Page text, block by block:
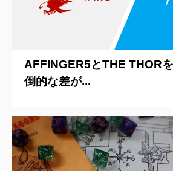
AFFINGER5とTHE THOR
倒的な差が...